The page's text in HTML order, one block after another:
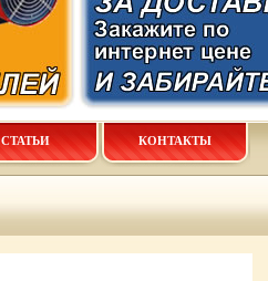
СТАТЬИ КОНТАКТЫ